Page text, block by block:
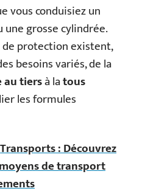
vous conduisiez un
grosse cylindrée.
de protection existent,
besoins variés, de la
au tiersà latous
les formules
Transports : Découvrez
de transport